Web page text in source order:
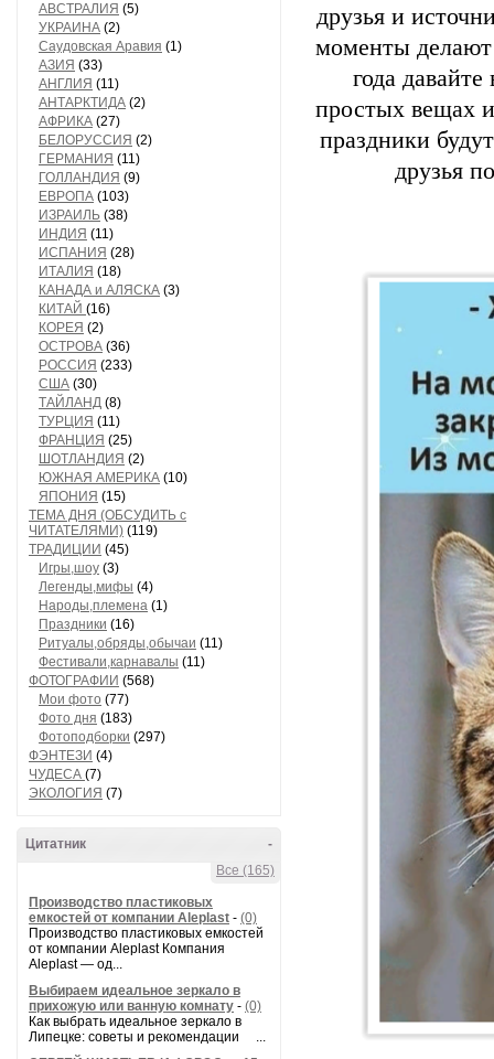
АВСТРАЛИЯ (5)
УКРАИНА (2)
Саудовская Аравия (1)
АЗИЯ (33)
АНГЛИЯ (11)
АНТАРКТИДА (2)
АФРИКА (27)
БЕЛОРУССИЯ (2)
ГЕРМАНИЯ (11)
ГОЛЛАНДИЯ (9)
ЕВРОПА (103)
ИЗРАИЛЬ (38)
ИНДИЯ (11)
ИСПАНИЯ (28)
ИТАЛИЯ (18)
КАНАДА и АЛЯСКА (3)
КИТАЙ (16)
КОРЕЯ (2)
ОСТРОВА (36)
РОССИЯ (233)
США (30)
ТАЙЛАНД (8)
ТУРЦИЯ (11)
ФРАНЦИЯ (25)
ШОТЛАНДИЯ (2)
ЮЖНАЯ АМЕРИКА (10)
ЯПОНИЯ (15)
ТЕМА ДНЯ (ОБСУДИТЬ с
ЧИТАТЕЛЯМИ) (119)
ТРАДИЦИИ (45)
Игры,шоу (3)
Легенды,мифы (4)
Народы,племена (1)
Праздники (16)
Ритуалы,обряды,обычаи (11)
Фестивали,карнавалы (11)
ФОТОГРАФИИ (568)
Мои фото (77)
Фото дня (183)
Фотоподборки (297)
ФЭНТЕЗИ (4)
ЧУДЕСА (7)
ЭКОЛОГИЯ (7)
-
Цитатник
Все (165)
Производство пластиковых
емкостей от компании Aleplast - (0)
Производство пластиковых емкостей
от компании Aleplast Компания
Aleplast — од...
Выбираем идеальное зеркало в
прихожую или ванную комнату - (0)
Как выбрать идеальное зеркало в
Липецке: советы и рекомендации ...
друзья и
моменты
года
простых вещах
праздники
друзья